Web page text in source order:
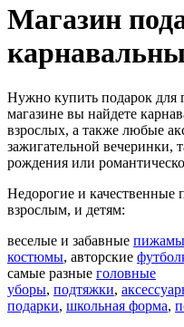
Магазин
Нужно купить подарок для
магазине вы найдете
взрослых, а также любые
зажигательной вечеринки,
рождения или
Недорогие и качественные
взрослым, и детям:
веселые и забавные
костюмы, авторские
самые разные головные
уборы, подтяжки,
подарки, школьная форма,